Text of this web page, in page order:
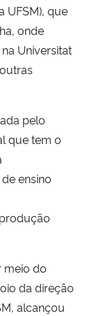
UFSM), que
onde
Universitat
pelo
que tem o
ensino
meio do
da direção
alcançou